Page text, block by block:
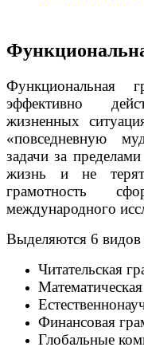
Функциональная
эффективно
жизненных
«повседневную
задачи за
жизнь и не
грамотность
международного
Выделяются 6 видов
Читательская
Финансовая
Глобальные